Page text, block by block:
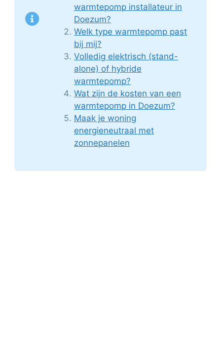
warmtepomp installateur in
Doezum?
Welk type warmtepomp past
bij mij?
Volledig elektrisch (stand-
alone) of hybride
warmtepomp?
Wat zijn de kosten van een
warmtepomp in Doezum?
Maak je woning
energieneutraal met
zonnepanelen